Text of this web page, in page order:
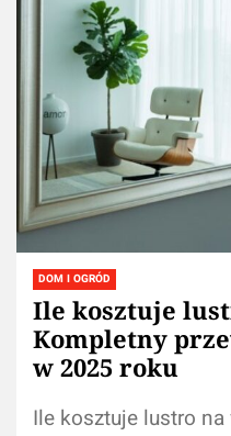
DOM I OGRÓD
Ile kosztuje
Kompletny
w 2025 roku
Ile kosztuje lustro